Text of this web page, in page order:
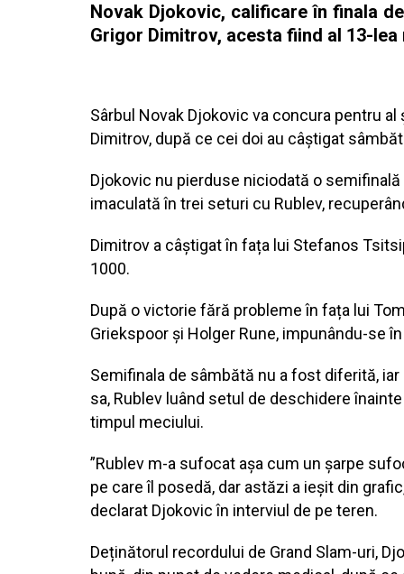
Novak Djokovic, calificare în finala
Grigor Dimitrov, acesta fiind al 13-
Sârbul Novak Djokovic va concura pentru
Dimitrov, după ce cei doi au câștigat
Djokovic nu pierduse niciodată o
imaculată în trei seturi cu Rublev,
Dimitrov a câștigat în fața lui Stefanos
1000.
După o victorie fără probleme în fața lui
Griekspoor și Holger Rune, impunându-se
Semifinala de sâmbătă nu a fost diferită,
sa, Rublev luând setul de deschidere
timpul meciului.
”Rublev m-a sufocat așa cum un șarpe
pe care îl posedă, dar astăzi a ieșit din
declarat Djokovic în interviul de pe teren.
Deținătorul recordului de Grand Slam-uri,